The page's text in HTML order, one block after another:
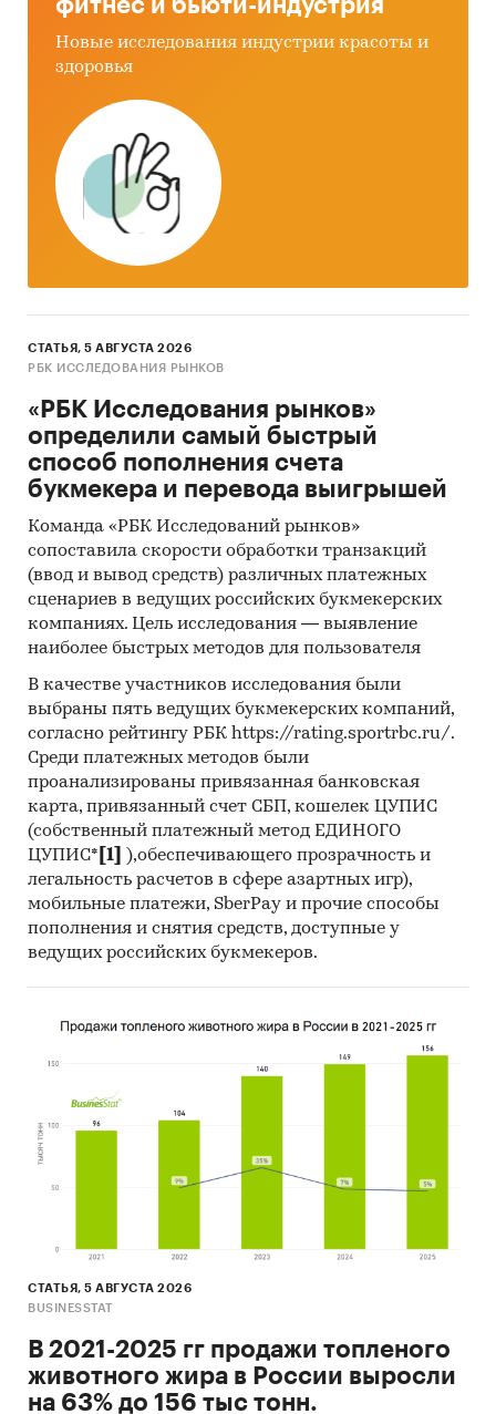
фитнес и бьюти-индустрия
Новые исследования индустрии красоты и
здоровья
СТАТЬЯ, 5 АВГУСТА 2026
РБК ИССЛЕДОВАНИЯ РЫНКОВ
«РБК Исследования рынков»
определили самый быстрый
способ пополнения счета
букмекера и перевода выигрышей
Команда «РБК Исследований рынков»
сопоставила скорости обработки транзакций
(ввод и вывод средств) различных платежных
сценариев в ведущих российских букмекерских
компаниях. Цель исследования — выявление
наиболее быстрых методов для пользователя
В качестве участников исследования были
выбраны пять ведущих букмекерских компаний,
согласно рейтингу РБК https://rating.sportrbc.ru/.
Среди платежных методов были
проанализированы привязанная банковская
карта, привязанный счет СБП, кошелек ЦУПИС
(собственный платежный метод ЕДИНОГО
ЦУПИС* [1]
),обеспечивающего прозрачность и
легальность расчетов в сфере азартных игр),
мобильные платежи, SberPay и прочие способы
пополнения и снятия средств, доступные у
ведущих российских букмекеров.
СТАТЬЯ, 5 АВГУСТА 2026
BUSINESSTAT
В 2021-2025 гг продажи топленого
животного жира в России выросли
на 63% до 156 тыс тонн.